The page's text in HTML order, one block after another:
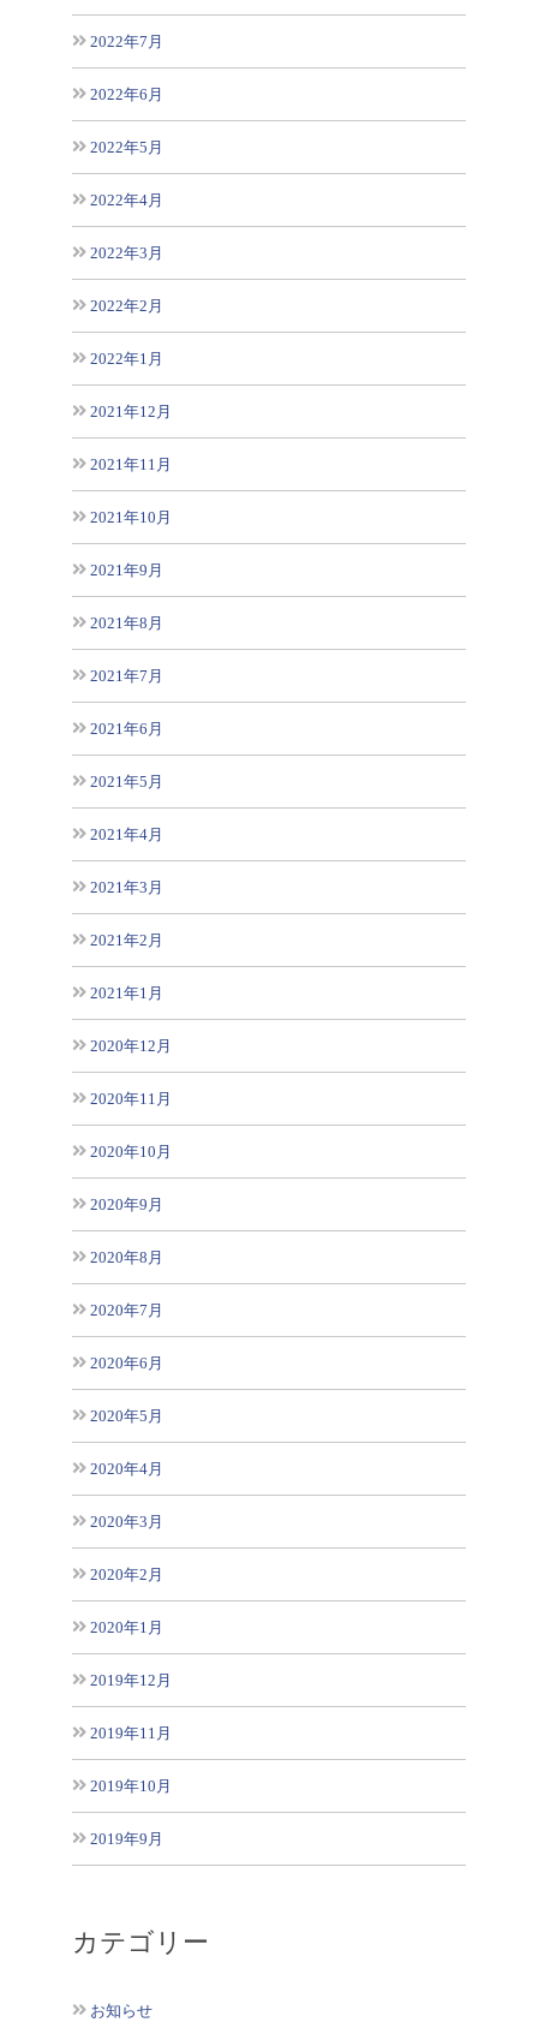
2022年7月
2022年6月
2022年5月
2022年4月
2022年3月
2022年2月
2022年1月
2021年12月
2021年11月
2021年10月
2021年9月
2021年8月
2021年7月
2021年6月
2021年5月
2021年4月
2021年3月
2021年2月
2021年1月
2020年12月
2020年11月
2020年10月
2020年9月
2020年8月
2020年7月
2020年6月
2020年5月
2020年4月
2020年3月
2020年2月
2020年1月
2019年12月
2019年11月
2019年10月
2019年9月
カテゴリー
お知らせ